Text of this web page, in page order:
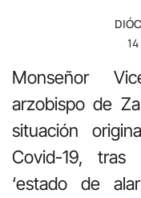
Monseñor
arzobispo de
situación
Covid-19,
‘estado de